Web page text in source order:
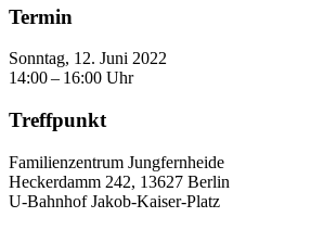
Termin
Sonntag, 12. Juni 2022
14:00 – 16:00 Uhr
Treffpunkt
Familienzentrum Jungfernheide
Heckerdamm 242, 13627 Berlin
U-Bahnhof Jakob-Kaiser-Platz